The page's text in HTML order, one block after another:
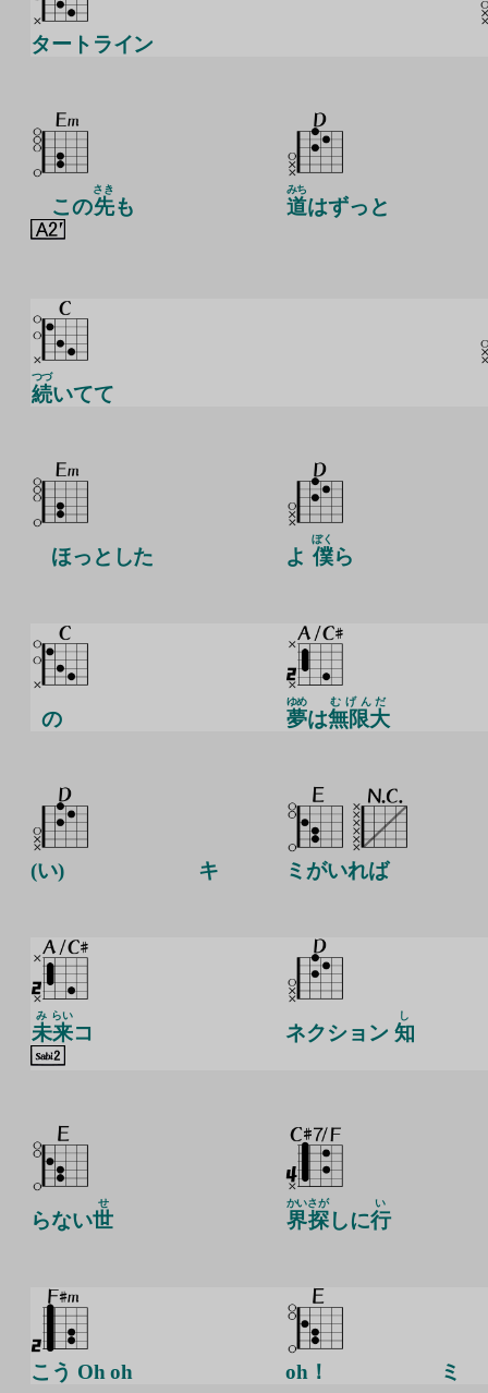
タートライン
この先
さき
も 道
みち
はずっと
続
つづ
いてて
ほっとした よ 僕
ぼく
ら
の 夢
ゆめ
は無限大
むげんだ
(い) キ ミがいれば
未
み
来
らい
コ ネクション 知
し
らない世
せ
界
かい
探
さが
しに行
い
こう Oh oh oh！ ミ